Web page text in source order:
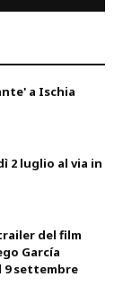
a Ischia
2 luglio al via in
del film
García
9 settembre